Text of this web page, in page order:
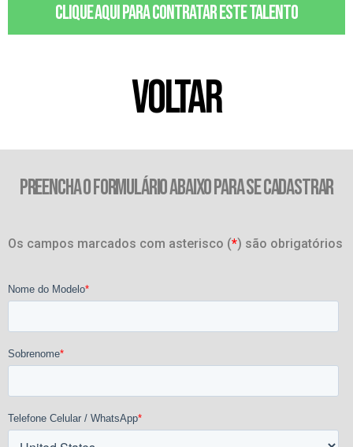
Clique aqui para contratar este talento
VOLTAR
PREENCHA O FORMULÁRIO ABAIXO PARA SE CADASTRAR
Os campos marcados com asterisco (*) são obrigatórios